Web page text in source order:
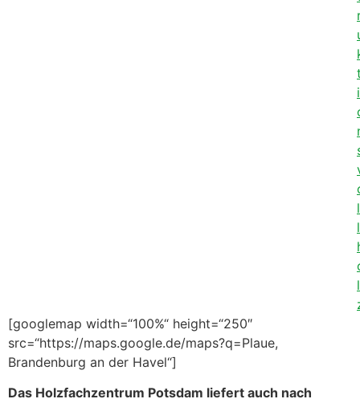
i
l
l
l
[googlemap width=“100%“ height=“250″
src=“https://maps.google.de/maps?q=Plaue,
Brandenburg an der Havel“]
Das Holzfachzentrum Potsdam liefert auch nach